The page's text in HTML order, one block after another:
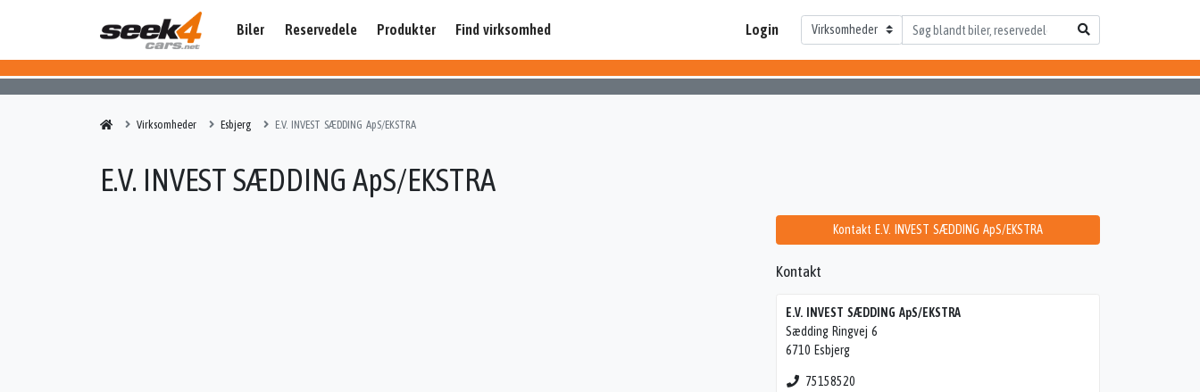
Biler Reservedele Produkter Find virksomhed Login
Kontakt E.V. INVEST SÆDDING ApS/EKSTRA
Kontakt
E.V. INVEST SÆDDING ApS/EKSTRA
Sædding Ringvej 6
6710 Esbjerg
75158520
Virksomheder Esbjerg E.V. INVEST SÆDDING ApS/EKSTRA
E.V. INVEST SÆDDING ApS/EKSTRA